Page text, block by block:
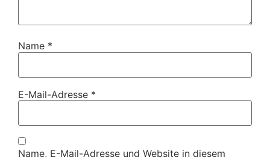
Name *
E-Mail-Adresse *
Name, E-Mail-Adresse und Website in diesem